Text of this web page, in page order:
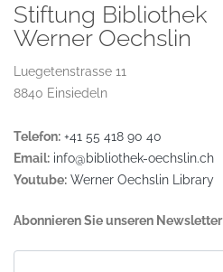
Stiftung Bibliothek
Werner Oechslin
Luegetenstrasse 11
8840 Einsiedeln
Telefon: +41 55 418 90 40
Email: info@bibliothek-oechslin.ch
Youtube: Werner Oechslin Library
Abonnieren Sie unseren Newsletter